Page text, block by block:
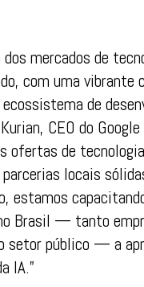
dos mercados de
com uma vibrante
de
CEO do Google
ofertas de
locais
estamos
Brasil — tanto
setor público — a
IA.”